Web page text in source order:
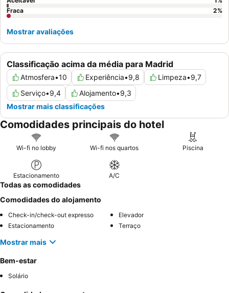
Classificação acima da média para Madrid
Atmosfera•10 Experiência•9,8 Limpeza•9,7
Serviço•9,4 Alojamento•9,3
Mostrar mais classificações
Fraca
2%
Mostrar avaliações
Comodidades principais do hotel
Wi-fi no lobby Wi-fi nos quartos Piscina
Estacionamento A/C
Todas as comodidades
Comodidades do alojamento
Check-in/check-out expresso
Elevador
Estacionamento
Terraço
Mostrar mais
Bem-estar
Solário